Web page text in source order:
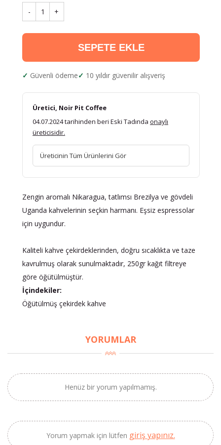
- 1 +
SEPETE EKLE
Güvenli ödeme 10 yıldır güvenilir alışveriş
Üretici, Noir Pit Coffee
04.07.2024 tarihinden beri Eski Tadında onaylı
üreticisidir.
Üreticinin Tüm Ürünlerini Gör
Zengin aromalı Nikaragua, tatlımsı Brezilya ve gövdeli
Uganda kahvelerinin seçkin harmanı. Eşsiz espressolar
için uygundur.
Kaliteli kahve çekirdeklerinden, doğru sıcaklıkta ve taze
kavrulmuş olarak sunulmaktadır, 250gr kağıt filtreye
göre öğütülmüştür.
İçindekiler:
Öğütülmüş çekirdek kahve
YORUMLAR
Henüz bir yorum yapılmamış.
Yorum yapmak için lütfen giriş yapınız.
×
BU HAFTANIN PLANLI İNDİRİMİ